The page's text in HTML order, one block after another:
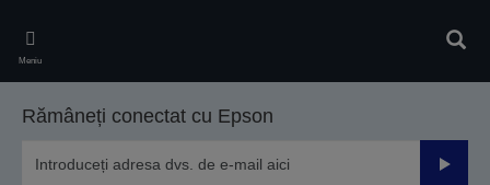
main
content
Meniu
Rămâneți conectat cu Epson